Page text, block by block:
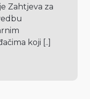
Zahtjeva za
koji [..]